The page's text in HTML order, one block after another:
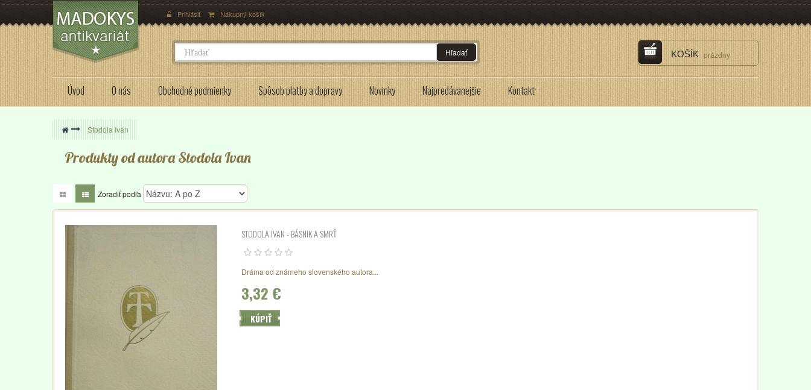
Prihlásiť Nákupný košík
Hľadať KOŠÍK prázdny
Úvod O nás Obchodné podmienky Spôsob platby a dopravy Novinky Najpredávanejšie Kontakt
> Stodola Ivan
Produkty od autora Stodola Ivan
Zoradiť podľa
STODOLA IVAN - BÁSNIK A SMRŤ
Dráma od známeho slovenského autora...
3,32 €
KÚPIŤ